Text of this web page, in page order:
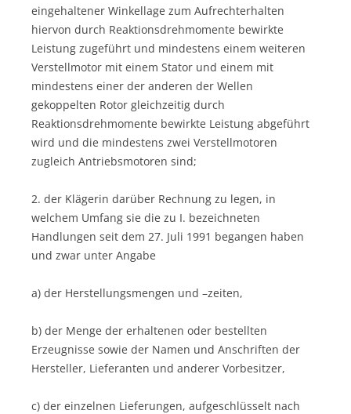
eingehaltener Winkellage zum Aufrechterhalten
hiervon durch Reaktionsdrehmomente bewirkte
Leistung zugeführt und mindestens einem weiteren
Verstellmotor mit einem Stator und einem mit
mindestens einer der anderen der Wellen
gekoppelten Rotor gleichzeitig durch
Reaktionsdrehmomente bewirkte Leistung abgeführt
wird und die mindestens zwei Verstellmotoren
zugleich Antriebsmotoren sind;
2. der Klägerin darüber Rechnung zu legen, in
welchem Umfang sie die zu I. bezeichneten
Handlungen seit dem 27. Juli 1991 begangen haben
und zwar unter Angabe
a) der Herstellungsmengen und –zeiten,
b) der Menge der erhaltenen oder bestellten
Erzeugnisse sowie der Namen und Anschriften der
Hersteller, Lieferanten und anderer Vorbesitzer,
c) der einzelnen Lieferungen, aufgeschlüsselt nach